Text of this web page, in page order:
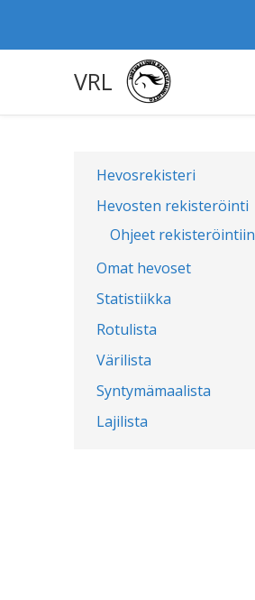
VRL
Hevosrekisteri
Hevosten rekisteröinti
Ohjeet rekisteröintiin
Omat hevoset
Statistiikka
Rotulista
Värilista
Syntymämaalista
Lajilista